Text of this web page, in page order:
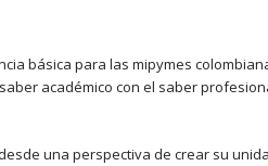
básica para las mipymes
académico con el saber
una perspectiva de crear su